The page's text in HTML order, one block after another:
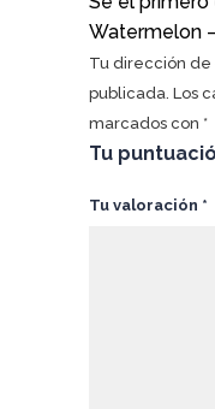
Watermelon
Tu dirección
publicada. Los
marcados con *
Tu
Tu valoración *